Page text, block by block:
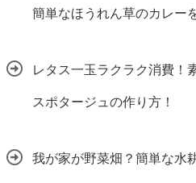
簡単なほうれん草のカレー
レタス一玉ラクラク消費！
スポタージュの作り方！
我が家が野菜畑？簡単な水